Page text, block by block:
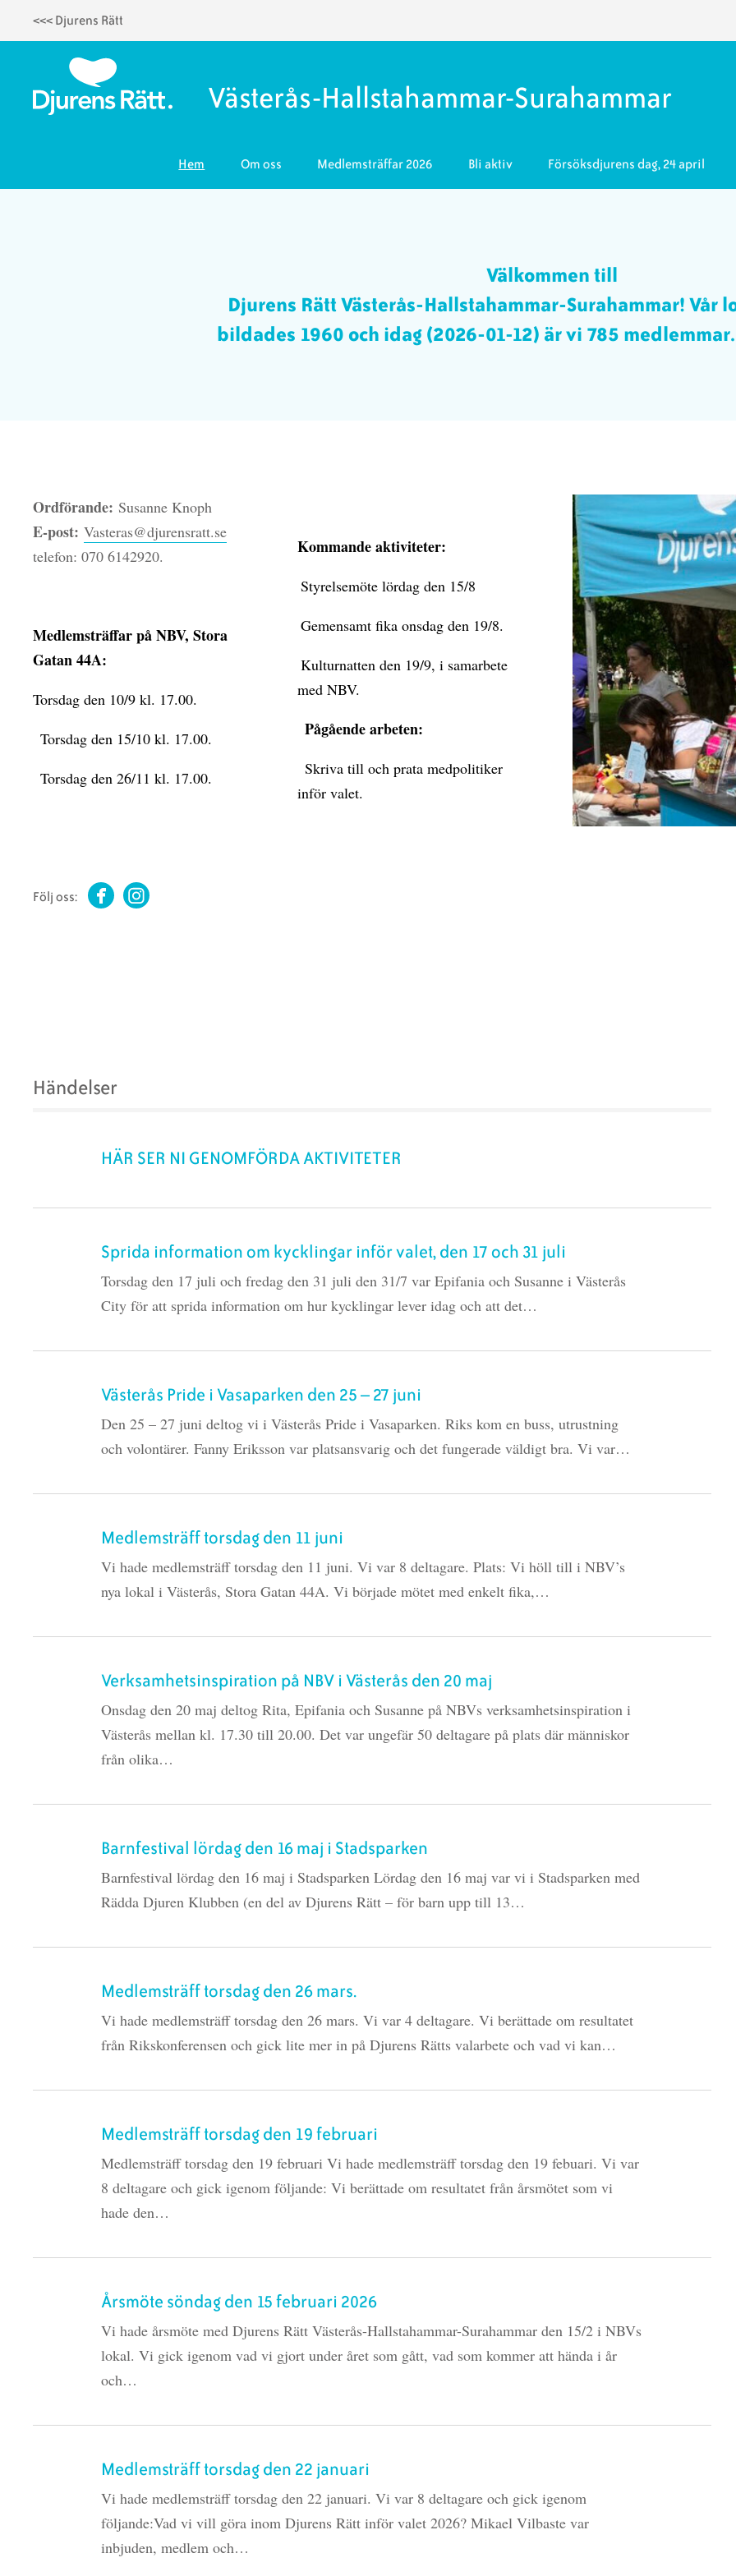
huvudinnehåll
<<< Djurens Rätt
Västerås-Hallstahammar-Surahammar
Hem Om oss Medlemsträffar 2026 Bli aktiv Försöksdjurens dag, 24 april
Välkommen till
Djurens Rätt Västerås-Hallstahammar-Surahammar! Vår
bildades 1960 och idag (2026-01-12) är vi 785
Ordförande: Susanne Knoph
E-post: Vasteras@djurensratt.se
telefon: 070 6142920.
Medlemsträffar på NBV, Stora
Gatan 44A:
Torsdag den 10/9 kl. 17.00.
Torsdag den 15/10 kl. 17.00.
Torsdag den 26/11 kl. 17.00.
Kommande aktiviteter:
Styrelsemöte lördag den 15/8
Gemensamt fika onsdag den 19/8.
Kulturnatten den 19/9, i samarbete
med NBV.
Pågående arbeten:
Skriva till och prata medpolitiker
inför valet.
Följ oss: FacebookInstagram
Händelser
HÄR SER NI GENOMFÖRDA AKTIVITETER
Sprida information om kycklingar inför valet, den 17 och 31 juli
Torsdag den 17 juli och fredag den 31 juli den 31/7 var Epifania och Susanne i Västerås
City för att sprida information om hur kycklingar lever idag och att det…
Västerås Pride i Vasaparken den 25 – 27 juni
Den 25 – 27 juni deltog vi i Västerås Pride i Vasaparken. Riks kom en buss, utrustning
och volontärer. Fanny Eriksson var platsansvarig och det fungerade väldigt bra. Vi var…
Medlemsträff torsdag den 11 juni
Vi hade medlemsträff torsdag den 11 juni. Vi var 8 deltagare. Plats: Vi höll till i NBV’s
nya lokal i Västerås, Stora Gatan 44A. Vi började mötet med enkelt fika,…
Verksamhetsinspiration på NBV i Västerås den 20 maj
Onsdag den 20 maj deltog Rita, Epifania och Susanne på NBVs verksamhetsinspiration i
Västerås mellan kl. 17.30 till 20.00. Det var ungefär 50 deltagare på plats där människor
från olika…
Barnfestival lördag den 16 maj i Stadsparken
Barnfestival lördag den 16 maj i Stadsparken Lördag den 16 maj var vi i Stadsparken med
Rädda Djuren Klubben (en del av Djurens Rätt – för barn upp till 13…
Medlemsträff torsdag den 26 mars.
Vi hade medlemsträff torsdag den 26 mars. Vi var 4 deltagare. Vi berättade om resultatet
från Rikskonferensen och gick lite mer in på Djurens Rätts valarbete och vad vi kan…
Medlemsträff torsdag den 19 februari
Medlemsträff torsdag den 19 februari Vi hade medlemsträff torsdag den 19 febuari. Vi var
8 deltagare och gick igenom följande: Vi berättade om resultatet från årsmötet som vi
hade den…
Årsmöte söndag den 15 februari 2026
Vi hade årsmöte med Djurens Rätt Västerås-Hallstahammar-Surahammar den 15/2 i NBVs
lokal. Vi gick igenom vad vi gjort under året som gått, vad som kommer att hända i år
och…
Medlemsträff torsdag den 22 januari
Vi hade medlemsträff torsdag den 22 januari. Vi var 8 deltagare och gick igenom
följande:Vad vi vill göra inom Djurens Rätt inför valet 2026? Mikael Vilbaste var
inbjuden, medlem och…